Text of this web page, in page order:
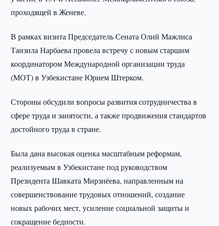
проходящей в Женеве.
В рамках визита Председатель Сената Олий Мажлиса
Танзила Нарбаева провела встречу с новым старшим
координатором Международной организации труда
(МОТ) в Узбекистане Юрием Штерком.
Стороны обсудили вопросы развития сотрудничества в
сфере труда и занятости, а также продвижения стандартов
достойного труда в стране.
Была дана высокая оценка масштабным реформам,
реализуемым в Узбекистане под руководством
Президента Шавката Мирзиёева, направленным на
совершенствование трудовых отношений, создание
новых рабочих мест, усиление социальной защиты и
сокращение бедности.